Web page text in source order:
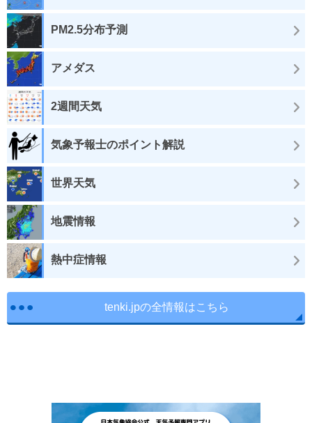
PM2.5分布予測
アメダス
2週間天気
気象予報士のポイント解説
世界天気
地震情報
熱中症情報
tenki.jpの全情報はこちら